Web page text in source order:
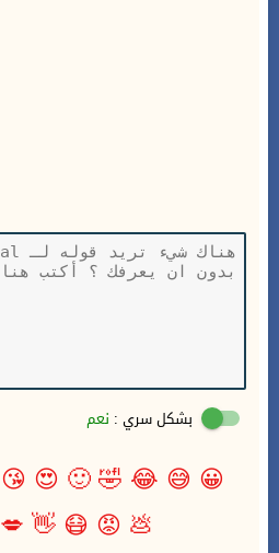
بشكل سري : نعم
😀
😅
😂
🤣
🙂
😍
😘
💩
😡
😷
👋
💋